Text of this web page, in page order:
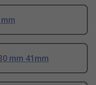
mm 41mm